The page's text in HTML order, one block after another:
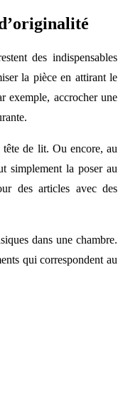
des indispensables
la pièce en attirant le
exemple, accrocher une
de lit. Ou encore, au
simplement la poser au
des articles avec des
dans une chambre.
qui correspondent au